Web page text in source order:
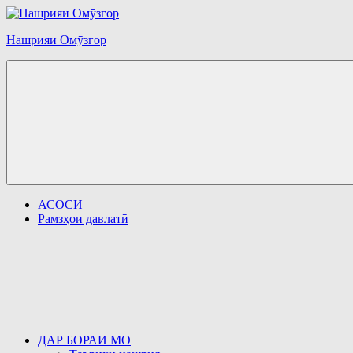
Перейти
содержимому
Нашрияи Омӯзгор
АСОСӢ
Рамзҳои давлатӣ
ДАР БОРАИ МО